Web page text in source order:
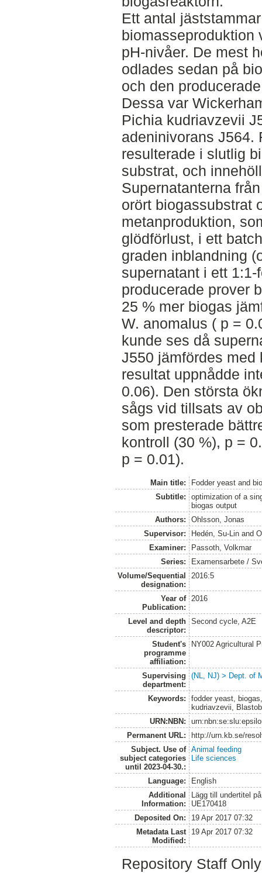
Ett antal
biomasseproduktion
pH-nivåer. De mest
odlades sedan på
och den
Dessa var
Pichia kudriavzevii
adeninivorans J564.
resulterade i slutlig
substrat, och
Supernatanterna
orört biogassubstrat
metanproduktion,
glödförlust, i ett
graden inblandning
supernatant i ett
producerade prover
25 % mer biogas
W. anomalus ( p =
kunde ses då
J550 jämfördes med
resultat uppnådde
0.06). Den största
sågs vid tillsats av
som presterade
kontroll (30 %), p =
p = 0.01).
Main title:
Fodder yeast and
Subtitle:
optimization of a
biogas output
Authors:
Ohlsson, Jonas
Supervisor:
Hedén, Su-Lin and
Examiner:
Passoth, Volkmar
Series:
Examensarbete /
Volume/Sequential
designation:
2016:5
Year of
Publication:
2016
Level and depth
descriptor:
Second cycle, A2E
Student's
programme
affiliation:
NY002 Agricultural
Supervising
department:
(NL, NJ) > Dept. of
Keywords:
fodder yeast,
kudriavzevii,
URN:NBN:
Permanent URL:
http://urn.kb.se/
Subject. Use of
subject categories
until 2023-04-30.:
Animal feeding
Life sciences
Language:
English
Additional
Information:
Lägg till undertitel
UE170418
Deposited On:
19 Apr 2017 07:32
Metadata Last
Modified:
19 Apr 2017 07:32
Repository Staff